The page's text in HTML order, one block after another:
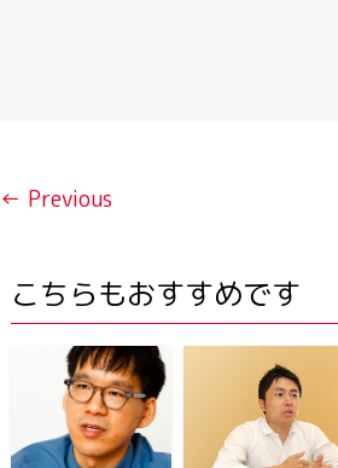
← Previous
こちらもおすすめです